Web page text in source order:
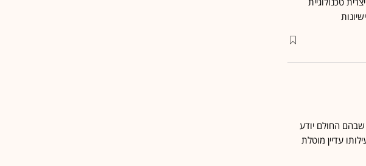
שבהם החולם יודע
עדיין מוטלת